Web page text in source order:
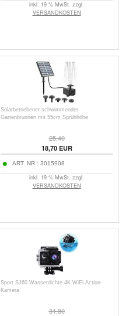
inkl. 19 % MwSt. zzgl.
VERSANDKOSTEN
Solarbetriebener schwimmender
Gartenbrunnen mit 55cm Sprühhöhe
25,40
18,70EUR
ART. NR.: 3015908
inkl. 19 % MwSt. zzgl.
VERSANDKOSTEN
Sport SJ60 Wasserdichte 4K WiFi Action-
Kamera
31,80